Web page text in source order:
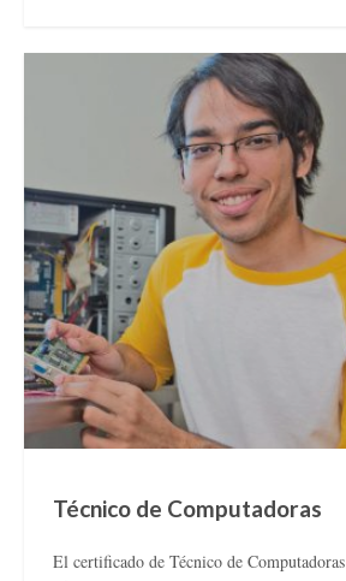
Técnico de Computadoras
El certificado de Técnico de Computadoras